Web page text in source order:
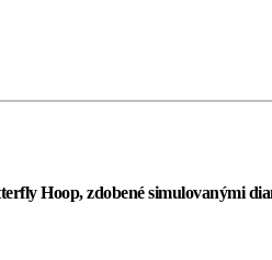
Hoop, zdobené simulovanými